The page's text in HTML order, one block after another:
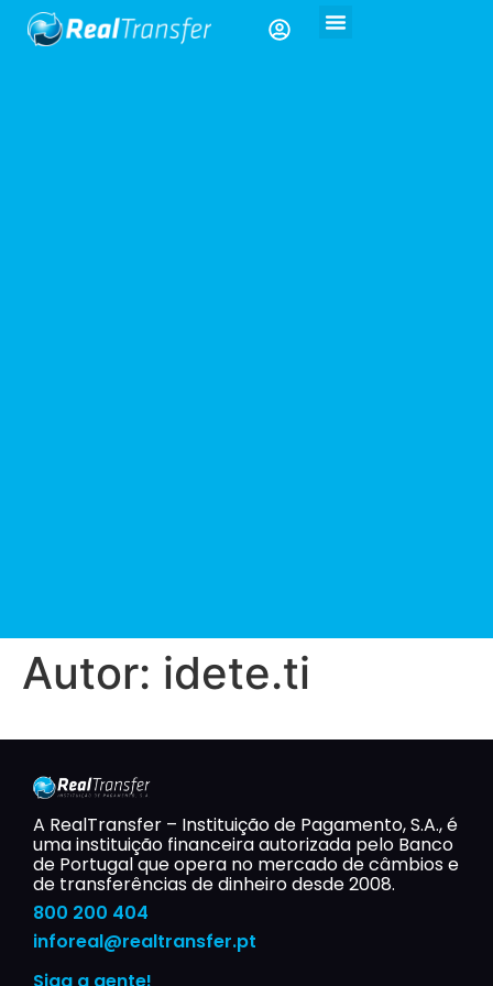
Autor: idete.ti
A RealTransfer – Instituição de Pagamento, S.A., é
uma instituição financeira autorizada pelo Banco
de Portugal que opera no mercado de câmbios e
de transferências de dinheiro desde 2008.
800 200 404
inforeal@realtransfer.pt​